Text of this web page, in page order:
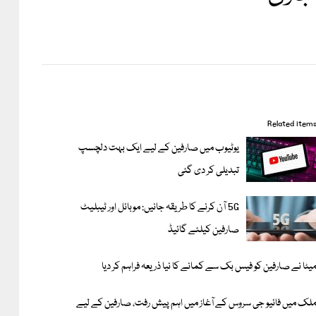
Related items
یوٹیوب میں صارفین کے لیے ایک بہت دلچسپ
تبدیلی کر دی گئی
5G آن کرنے کا طریقہ جانیں: موبائل اور ٹیبلیٹ
صارفین کیلئے گائیڈ
میٹا نے صارفین کو فیس بک سے کمانے کا نیا ذریعہ فراہم کر دیا
ملک میں فائیو جی سروس کے آغاز میں اہم پیش رفت، صارفین کے لیے